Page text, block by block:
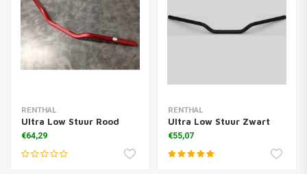
RENTHAL
Ultra Low Stuur Rood
€64,29
RENTHAL
Ultra Low Stuur Zwart
€55,07